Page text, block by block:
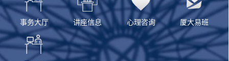
事务大厅 讲座信息 心理咨询 厦大易班